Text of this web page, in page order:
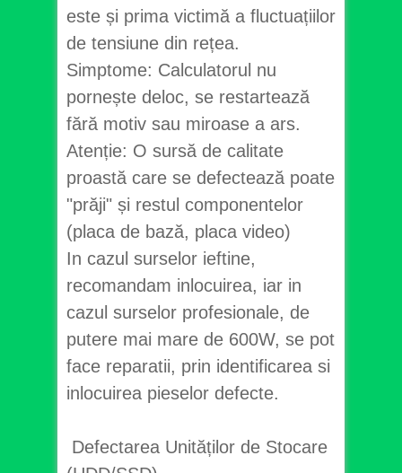
este și prima victimă a fluctuațiilor
de tensiune din rețea.
Simptome: Calculatorul nu
pornește deloc, se restartează
fără motiv sau miroase a ars.
Atenție: O sursă de calitate
proastă care se defectează poate
"prăji" și restul componentelor
(placa de bază, placa video)
In cazul surselor ieftine,
recomandam inlocuirea, iar in
cazul surselor profesionale, de
putere mai mare de 600W, se pot
face reparatii, prin identificarea si
inlocuirea pieselor defecte.
Defectarea Unităților de Stocare